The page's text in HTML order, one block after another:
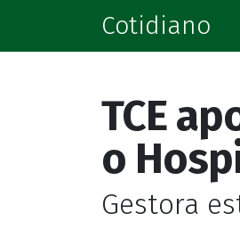
Cotidiano
TCE
o
Gestora